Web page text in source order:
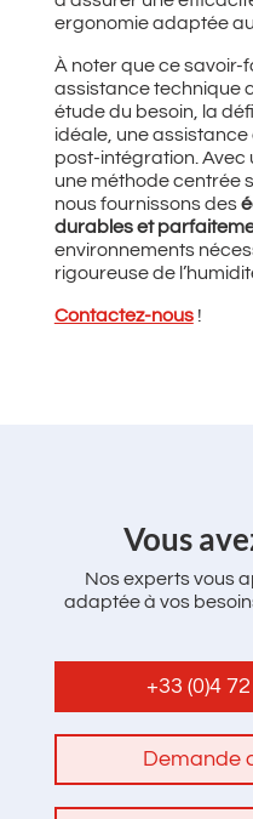
ergonomie adaptée
À noter que ce savoir-
assistance technique
étude du besoin, la
idéale, une assistance
post-intégration. Avec
une méthode centrée
nous fournissons des
durables et
environnements
rigoureuse de
Contactez-nous!
‌Vous
Nos experts vous
adaptée à vos
+33 (0)4
Demande